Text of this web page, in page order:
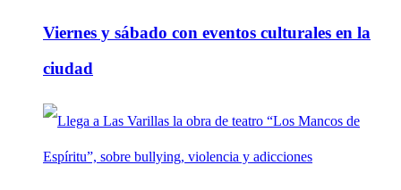
Viernes y sábado con eventos culturales en la
ciudad